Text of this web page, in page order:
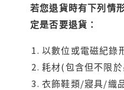
若您退貨時有下列情
定是否要退貨：
以數位或電磁紀錄
耗材(包含但不限
衣飾鞋類/寢具/織